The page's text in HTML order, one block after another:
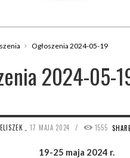
Ogłoszenia 2024-05-19
2024-05-
17 MAJA 2024 / 1555
19-25 maja 2024 r.